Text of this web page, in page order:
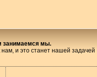
занимаемся мы.
и это станет нашей задачей